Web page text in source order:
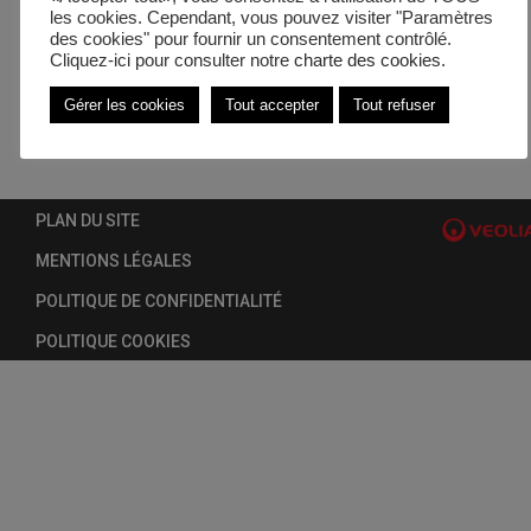
PLAN DU SITE
MENTIONS LÉGALES
POLITIQUE DE CONFIDENTIALITÉ
POLITIQUE COOKIES
les cookies. Cependant, vous pouvez visiter "Paramètres
des cookies" pour fournir un consentement contrôlé.
Cliquez-ici pour consulter notre charte des cookies.
Gérer les cookies Tout accepter Tout refuser